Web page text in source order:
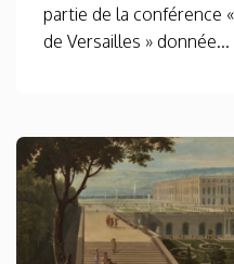
partie de la conférence
de Versailles » donnée...